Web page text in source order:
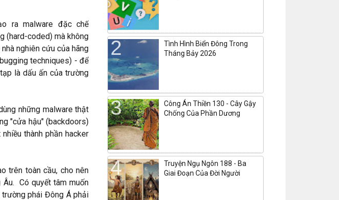
ra malware đặc chế
(hard-coded) mà không
nghiên cứu của hãng
techniques) - để
là dấu ấn của trường
những malware thật
"cửa hậu" (backdoors)
thành phần hacker
trên toàn cầu, cho nên
Có quyết tâm muốn
phái Đông Á phải
Tình Hình Biển Đông Trong
Tháng Bảy 2026
Công Án Thiền 130 - Cây Gậy
Chống Của Phần Dương
Truyện Ngụ Ngôn 188 - Ba
Giai Đoạn Của Đời Người